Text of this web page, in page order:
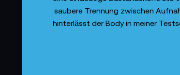
saubere Trennung zwischen
hinterlässt der Body in meiner